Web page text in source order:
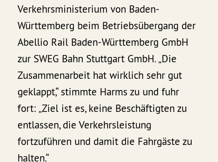
Verkehrsministerium von Baden-
Württemberg beim Betriebsübergang der
Abellio Rail Baden-Württemberg GmbH
zur SWEG Bahn Stuttgart GmbH. „Die
Zusammenarbeit hat wirklich sehr gut
geklappt,“ stimmte Harms zu und fuhr
fort: „Ziel ist es, keine Beschäftigten zu
entlassen, die Verkehrsleistung
fortzuführen und damit die Fahrgäste zu
halten.“